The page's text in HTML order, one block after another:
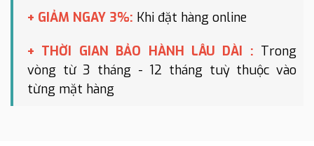
+ GIẢM NGAY 3%: Khi đặt hàng online
+ THỜI GIAN BẢO HÀNH LÂU DÀI : Trong
vòng từ 3 tháng - 12 tháng tuỳ thuộc vào
từng mặt hàng